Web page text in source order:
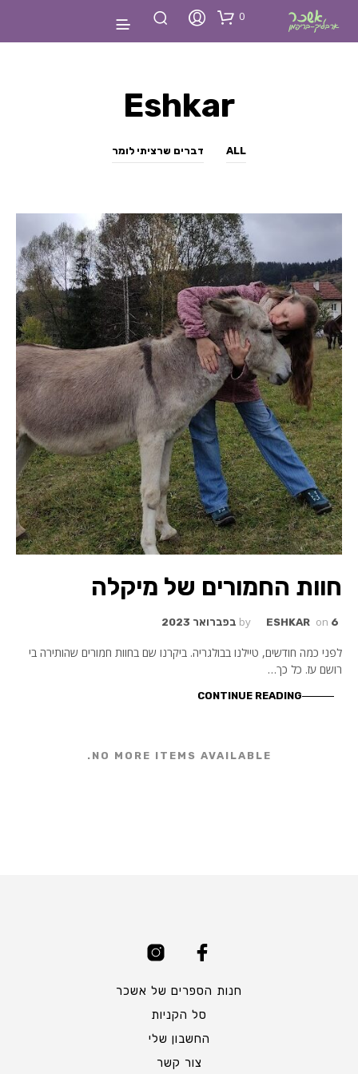
0
Eshkar
ALL דברים שרציתי לומר
חוות החמורים של מיקלה
by ESHKAR on 6 בפברואר 2023
לפני כמה חודשים, טיילנו בבולגריה. ביקרנו שם בחוות חמורים שהותירה בי
רושם עז. כל כך…
CONTINUE READING
NO MORE ITEMS AVAILABLE.
חנות הספרים של אשכר
סל הקניות
החשבון שלי
צור קשר